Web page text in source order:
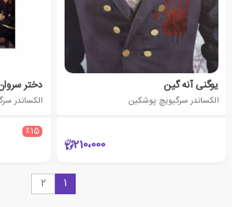
یوگنی آنه گین
الکساندر سرگیویچ پوشکین
210،000
دختر
الکساندر
٪15
1
2